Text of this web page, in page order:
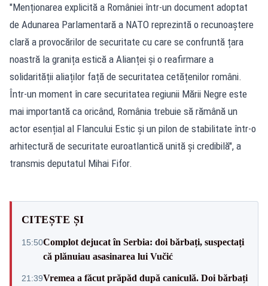
"Menționarea explicită a României într-un document adoptat
de Adunarea Parlamentară a NATO reprezintă o recunoaștere
clară a provocărilor de securitate cu care se confruntă țara
noastră la granița estică a Alianței și o reafirmare a
solidarității aliaților față de securitatea cetățenilor români.
Într-un moment în care securitatea regiunii Mării Negre este
mai importantă ca oricând, România trebuie să rămână un
actor esențial al Flancului Estic și un pilon de stabilitate într-o
arhitectură de securitate euroatlantică unită și credibilă", a
transmis deputatul Mihai Fifor.
CITEȘTE ȘI
15:50Complot dejucat în Serbia: doi bărbați, suspectați
că plănuiau asasinarea lui Vučić
21:39Vremea a făcut prăpăd după caniculă. Doi bărbați